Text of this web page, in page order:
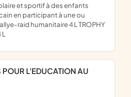
en participant à une ou
raid humanitaire 4 L TROPHY